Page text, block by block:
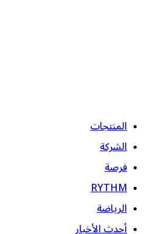
المنتجات
الشركة
فرصة
RYTHM
الرياضة
أحدث الأخبار